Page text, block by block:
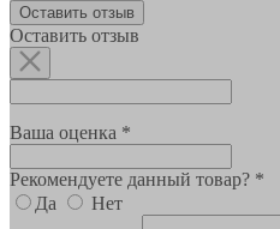
Оставить отзыв
Оставить отзыв
Ваша оценка *
Рекомендуете данный товар? *
Да
Нет